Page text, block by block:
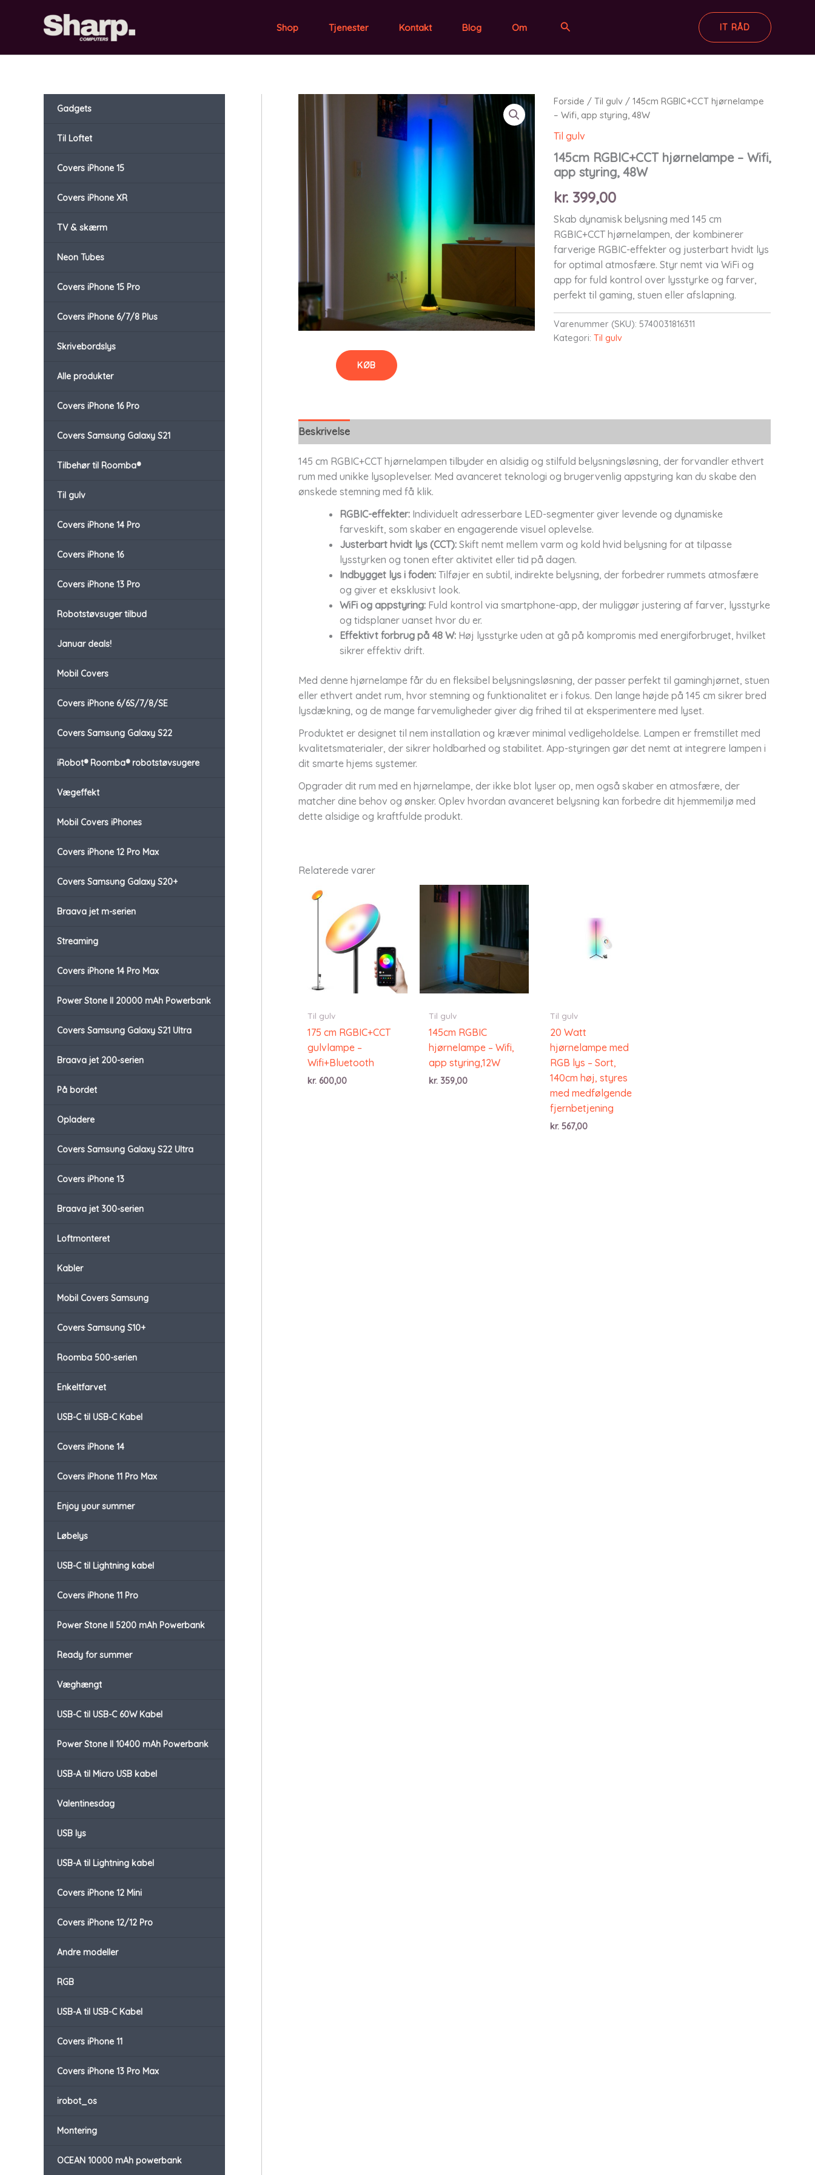
Shop Tjenester Kontakt Blog Om Søg IT RÅD
Gadgets
Til Loftet
Covers iPhone 15
Covers iPhone XR
TV & skærm
Neon Tubes
Covers iPhone 15 Pro
Covers iPhone 6/7/8 Plus
Skrivebordslys
Alle produkter
Covers iPhone 16 Pro
Covers Samsung Galaxy S21
Tilbehør til Roomba®
Til gulv
Covers iPhone 14 Pro
Covers iPhone 16
Covers iPhone 13 Pro
Robotstøvsuger tilbud
Januar deals!
Mobil Covers
Covers iPhone 6/6S/7/8/SE
Covers Samsung Galaxy S22
iRobot® Roomba® robotstøvsugere
Vægeffekt
Mobil Covers iPhones
Covers iPhone 12 Pro Max
Covers Samsung Galaxy S20+
Braava jet m-serien
Streaming
Covers iPhone 14 Pro Max
Power Stone II 20000 mAh Powerbank
Covers Samsung Galaxy S21 Ultra
Braava jet 200-serien
På bordet
Opladere
Covers Samsung Galaxy S22 Ultra
Covers iPhone 13
Braava jet 300-serien
Loftmonteret
Kabler
Mobil Covers Samsung
Covers Samsung S10+
Roomba 500-serien
Enkeltfarvet
USB-C til USB-C Kabel
Covers iPhone 14
Covers iPhone 11 Pro Max
Enjoy your summer
Løbelys
USB-C til Lightning kabel
Covers iPhone 11 Pro
Power Stone II 5200 mAh Powerbank
Ready for summer
Væghængt
USB-C til USB-C 60W Kabel
Power Stone II 10400 mAh Powerbank
USB-A til Micro USB kabel
Valentinesdag
USB lys
USB-A til Lightning kabel
Covers iPhone 12 Mini
Covers iPhone 12/12 Pro
Andre modeller
RGB
USB-A til USB-C Kabel
Covers iPhone 11
Covers iPhone 13 Pro Max
irobot_os
Montering
OCEAN 10000 mAh powerbank
Forside / Til gulv/ 145cm RGBIC+CCT hjørnelampe
– Wifi, app styring, 48W
Til gulv
145cm RGBIC+CCT hjørnelampe – Wifi,
app styring, 48W
kr.399,00
Skab dynamisk belysning med 145 cm
RGBIC+CCT hjørnelampen, der kombinerer
farverige RGBIC-effekter og justerbart hvidt lys
for optimal atmosfære. Styr nemt via WiFi og
app for fuld kontrol over lysstyrke og farver,
perfekt til gaming, stuen eller afslapning.
Varenummer (SKU): 5740031816311
Kategori: Til gulv
KØB
Beskrivelse
145 cm RGBIC+CCT hjørnelampen tilbyder en alsidig og stilfuld belysningsløsning, der forvandler ethvert
rum med unikke lysoplevelser. Med avanceret teknologi og brugervenlig appstyring kan du skabe den
ønskede stemning med få klik.
RGBIC-effekter: Individuelt adresserbare LED-segmenter giver levende og dynamiske
farveskift, som skaber en engagerende visuel oplevelse.
Justerbart hvidt lys (CCT): Skift nemt mellem varm og kold hvid belysning for at tilpasse
lysstyrken og tonen efter aktivitet eller tid på dagen.
Indbygget lys i foden: Tilføjer en subtil, indirekte belysning, der forbedrer rummets atmosfære
og giver et eksklusivt look.
WiFi og appstyring: Fuld kontrol via smartphone-app, der muliggør justering af farver, lysstyrke
og tidsplaner uanset hvor du er.
Effektivt forbrug på 48 W: Høj lysstyrke uden at gå på kompromis med energiforbruget, hvilket
sikrer effektiv drift.
Med denne hjørnelampe får du en fleksibel belysningsløsning, der passer perfekt til gaminghjørnet, stuen
eller ethvert andet rum, hvor stemning og funktionalitet er i fokus. Den lange højde på 145 cm sikrer bred
lysdækning, og de mange farvemuligheder giver dig frihed til at eksperimentere med lyset.
Produktet er designet til nem installation og kræver minimal vedligeholdelse. Lampen er fremstillet med
kvalitetsmaterialer, der sikrer holdbarhed og stabilitet. App-styringen gør det nemt at integrere lampen i
dit smarte hjems systemer.
Opgrader dit rum med en hjørnelampe, der ikke blot lyser op, men også skaber en atmosfære, der
matcher dine behov og ønsker. Oplev hvordan avanceret belysning kan forbedre dit hjemmemiljø med
dette alsidige og kraftfulde produkt.
Relaterede varer
Til gulv
175 cm RGBIC+CCT
gulvlampe –
Wifi+Bluetooth
kr. 600,00
Til gulv
145cm RGBIC
hjørnelampe – Wifi,
app styring,12W
kr.359,00
Til gulv
20 Watt
hjørnelampe med
RGB lys – Sort,
140cm høj, styres
med medfølgende
fjernbetjening
kr.567,00